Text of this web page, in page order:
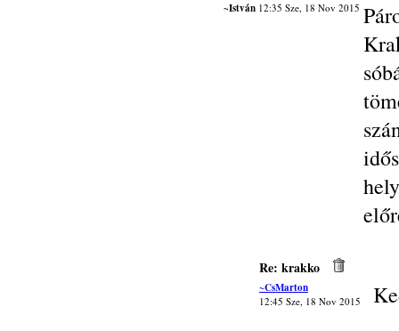
~István 12:35 Sze, 18 Nov 2015
Re: krakko
~CsMarton
12:45 Sze, 18 Nov 2015